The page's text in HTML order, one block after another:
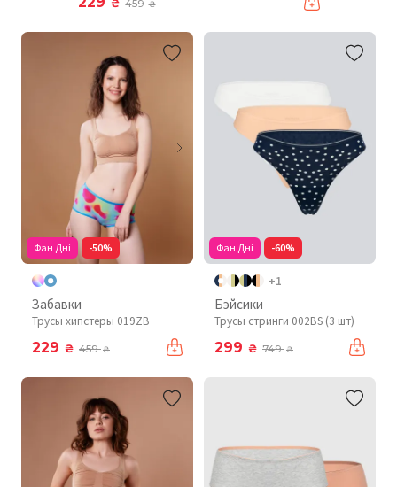
₴ 459₴
Фан Дні -50%
Забавки
Трусы хипстеры 019ZB
229 ₴ 459₴
Фан Дні -60%
+1
Бэйсики
Трусы стринги 002BS (3 шт)
299 ₴ 749₴